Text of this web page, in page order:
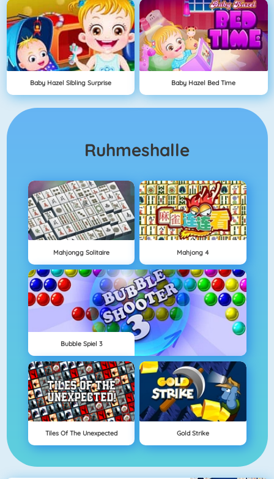
Baby Hazel Sibling Surprise Baby Hazel Bed Time
Ruhmeshalle
Mahjongg Solitaire Mahjong 4
Bubble Spiel 3
Tiles Of The Unexpected Gold Strike